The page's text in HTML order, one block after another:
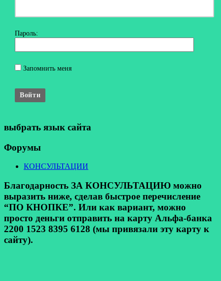
Пароль:
Запомнить меня
Войти
выбрать язык сайта
Форумы
КОНСУЛЬТАЦИИ
Благодарность ЗА КОНСУЛЬТАЦИЮ можно
выразить ниже, сделав быстрое перечисление
“ПО КНОПКЕ”. Или как вариант, можно
просто деньги отправить на карту Альфа-банка
2200 1523 8395 6128 (мы привязали эту карту к
сайту).